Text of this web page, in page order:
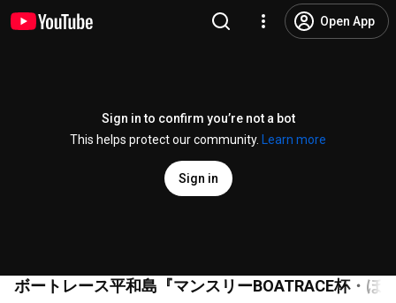
Open App
Sign in to confirm you’re not a bot
This helps protect our community.
Learn more
Sign in
ボートレース平和島『マンスリーBOATRACE杯・